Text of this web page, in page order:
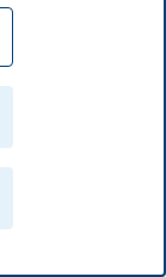
skal
ditt
innstillinger
endre
ved å